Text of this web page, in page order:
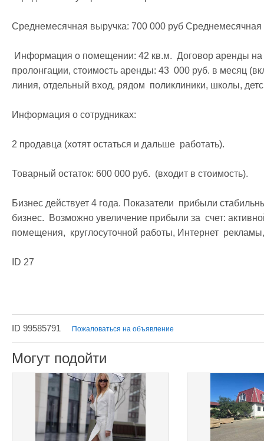
Среднемесячная выручка: 700 000 руб
пролонгации, стоимость аренды: 43  000 руб. в месяц
линия, отдельный вход, рядом  поликлиники, школы,
Информация о сотрудниках:
2 продавца (хотят остаться и дальше  работать).
Товарный остаток: 600 000 руб.  (входит в стоимость).
Бизнес действует 4 года. Показатели  прибыли
бизнес.  Возможно увеличение прибыли за  счет:
помещения,  круглосуточной работы, Интернет
ID 27
ID 99585791 Пожаловаться на объявление
Могут подойти